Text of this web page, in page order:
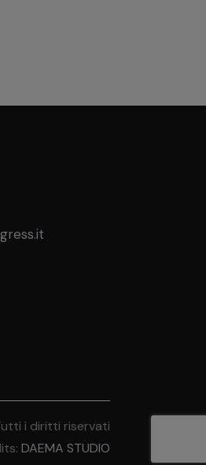
i diritti riservati
DAEMA STUDIO